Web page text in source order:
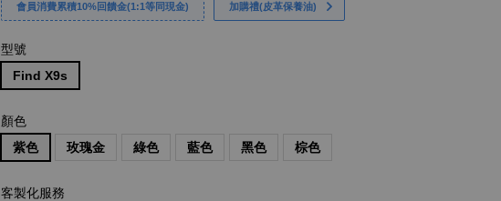
會員消費累積10%回饋金(1:1等同現金) 加購禮(皮革保養油)
型號
Find X9s
顏色
紫色
玫瑰金 綠色 藍色 黑色 棕色
客製化服務